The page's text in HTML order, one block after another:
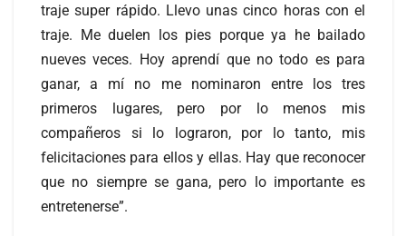
traje super rápido. Llevo unas cinco horas con el
traje. Me duelen los pies porque ya he bailado
nueves veces. Hoy aprendí que no todo es para
ganar, a mí no me nominaron entre los tres
primeros lugares, pero por lo menos mis
compañeros si lo lograron, por lo tanto, mis
felicitaciones para ellos y ellas. Hay que reconocer
que no siempre se gana, pero lo importante es
entretenerse”.